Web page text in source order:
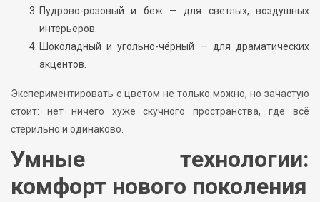
Пудрово-розовый и беж — для светлых, воздушных
интерьеров.
Шоколадный и угольно-чёрный — для драматических
акцентов.
Экспериментировать с цветом не только можно, но зачастую
стоит: нет ничего хуже скучного пространства, где всё
стерильно и одинаково.
Умные технологии:
комфорт нового поколения